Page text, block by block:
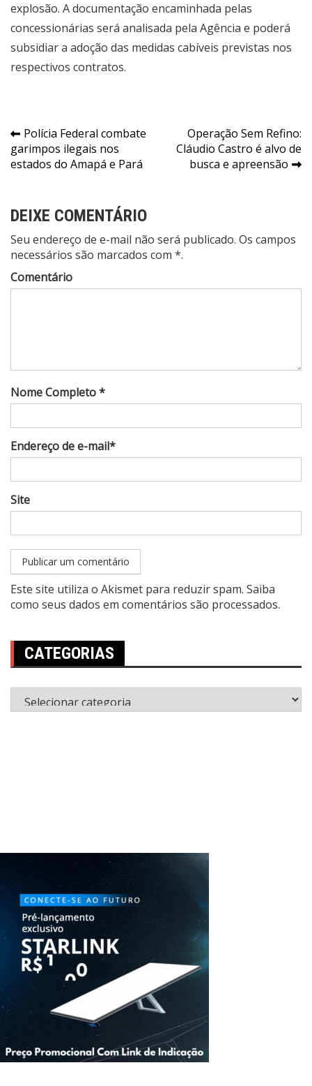
explosão. A documentação encaminhada pelas
concessionárias será analisada pela Agência e poderá
subsidiar a adoção das medidas cabíveis previstas nos
respectivos contratos.
Navegação
de
Polícia Federal combate
garimpos ilegais nos
estados do Amapá e Pará
Operação Sem Refino:
Cláudio Castro é alvo de
busca e apreensão
DEIXE COMENTÁRIO
Seu endereço de e-mail não será publicado. Os campos
necessários são marcados com *.
Comentário
Nome Completo *
Endereço de e-mail*
Site
Este site utiliza o Akismet para reduzir spam. Saiba
como seus dados em comentários são processados.
CATEGORIAS
Categorias